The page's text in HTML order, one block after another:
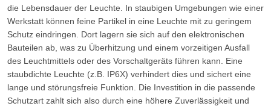
die Lebensdauer der Leuchte. In staubigen Umgebungen wie einer
Werkstatt können feine Partikel in eine Leuchte mit zu geringem
Schutz eindringen. Dort lagern sie sich auf den elektronischen
Bauteilen ab, was zu Überhitzung und einem vorzeitigen Ausfall
des Leuchtmittels oder des Vorschaltgeräts führen kann. Eine
staubdichte Leuchte (z.B. IP6X) verhindert dies und sichert eine
lange und störungsfreie Funktion. Die Investition in die passende
Schutzart zahlt sich also durch eine höhere Zuverlässigkeit und